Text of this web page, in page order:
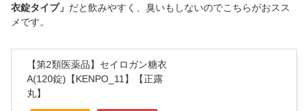
衣錠タイプ」 だと飲みやすく、臭いもしないのでこちらがおスス
メです。
【第2類医薬品】セイロガン糖衣
A(120錠)【KENPO_11】【正露
丸】